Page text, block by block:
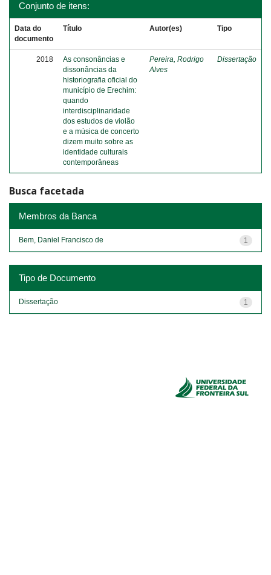
Conjunto de itens:
Data do
documento
Título Autor(es) Tipo
2018
As consonâncias e
dissonâncias da
historiografia oficial do
município de Erechim:
quando
interdisciplinaridade
dos estudos de violão
e a música de concerto
dizem muito sobre as
identidade culturais
contemporâneas
Pereira, Rodrigo
Alves
Dissertação
Busca facetada
Membros da Banca
1
Bem, Daniel Francisco de
Tipo de Documento
1
Dissertação